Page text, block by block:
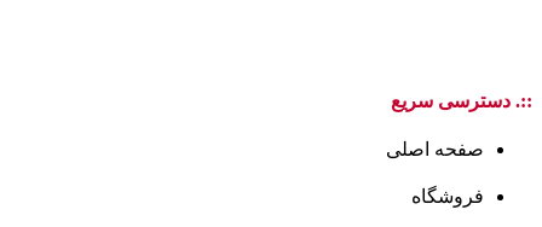
::. دسترسی سریع
صفحه اصلی
فروشگاه